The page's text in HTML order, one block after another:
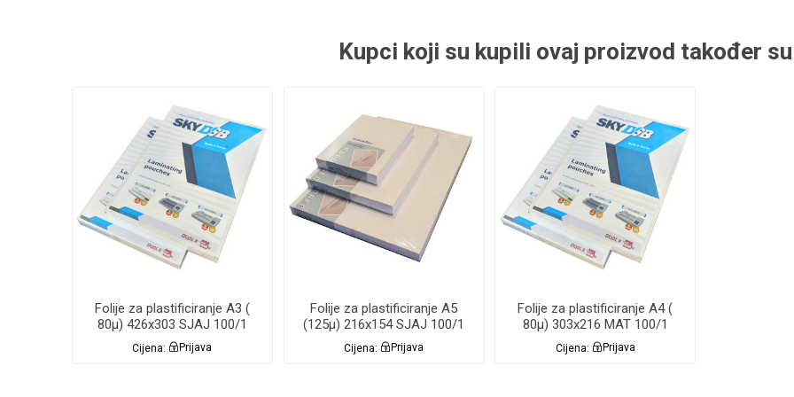
Kupci koji su kupili ovaj proizvod također
Folije za plastificiranje A3 (
80µ) 426x303 SJAJ 100/1
Sky
Cijena: Prijava
Folije za plastificiranje A5
(125µ) 216x154 SJAJ 100/1
Lamin8er
Cijena: Prijava
Folije za plastificiranje A4 (
80µ) 303x216 MAT 100/1
Sky
Cijena: Prijava